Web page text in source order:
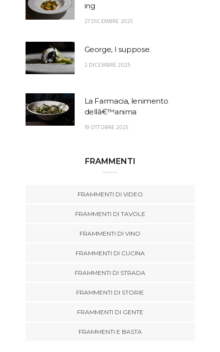
ing
27 DICEMBRE 2025
George, I suppose.
2 DICEMBRE 2025
La Farmacia, lenimento
dellâ€™anima
19 OTTOBRE 2025
FRAMMENTI
FRAMMENTI DI VIDEO
FRAMMENTI DI TAVOLE
FRAMMENTI DI VINO
FRAMMENTI DI CUCINA
FRAMMENTI DI STRADA
FRAMMENTI DI STORIE
FRAMMENTI DI GENTE
FRAMMENTI E BASTA